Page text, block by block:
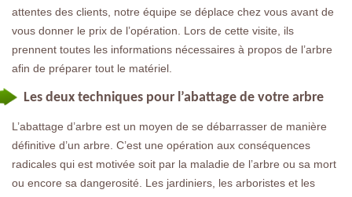
attentes des clients, notre équipe se déplace chez vous avant de
vous donner le prix de l’opération. Lors de cette visite, ils
prennent toutes les informations nécessaires à propos de l’arbre
afin de préparer tout le matériel.
Les deux techniques pour l’abattage de votre arbre
L’abattage d’arbre est un moyen de se débarrasser de manière
définitive d’un arbre. C’est une opération aux conséquences
radicales qui est motivée soit par la maladie de l’arbre ou sa mort
ou encore sa dangerosité. Les jardiniers, les arboristes et les